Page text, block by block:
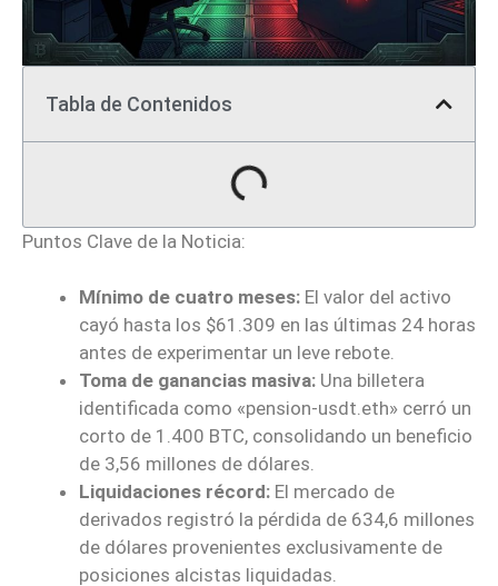
Tabla de Contenidos
Puntos Clave de la Noticia:
Mínimo de cuatro meses: El valor del activo
cayó hasta los $61.309 en las últimas 24 horas
antes de experimentar un leve rebote.
Toma de ganancias masiva: Una billetera
identificada como «pension-usdt.eth» cerró un
corto de 1.400 BTC, consolidando un beneficio
de 3,56 millones de dólares.
Liquidaciones récord: El mercado de
derivados registró la pérdida de 634,6 millones
de dólares provenientes exclusivamente de
posiciones alcistas liquidadas.